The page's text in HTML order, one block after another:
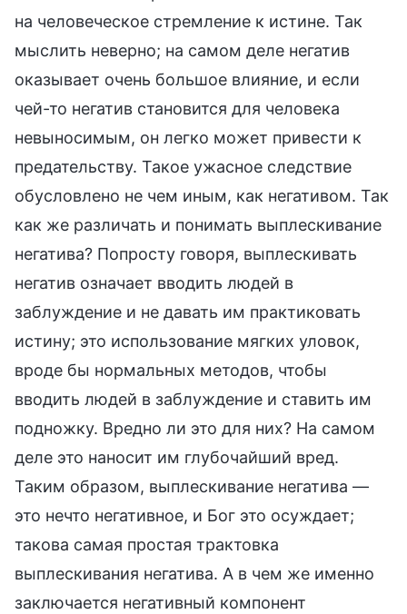
на человеческое стремление к истине. Так
мыслить неверно; на самом деле негатив
оказывает очень большое влияние, и если
чей-то негатив становится для человека
невыносимым, он легко может привести к
предательству. Такое ужасное следствие
обусловлено не чем иным, как негативом. Так
как же различать и понимать выплескивание
негатива? Попросту говоря, выплескивать
негатив означает вводить людей в
заблуждение и не давать им практиковать
истину; это использование мягких уловок,
вроде бы нормальных методов, чтобы
вводить людей в заблуждение и ставить им
подножку. Вредно ли это для них? На самом
деле это наносит им глубочайший вред.
Таким образом, выплескивание негатива —
это нечто негативное, и Бог это осуждает;
такова самая простая трактовка
выплескивания негатива. А в чем же именно
заключается негативный компонент